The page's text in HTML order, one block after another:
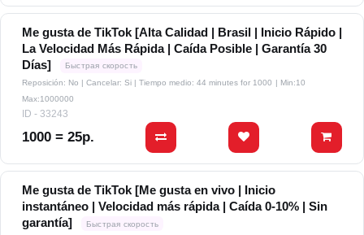
Me gusta de TikTok [Alta Calidad | Brasil | Inicio Rápido |
La Velocidad Más Rápida | Caída Posible | Garantía 30
Días]
Быстрая скорость
Reposición: No | Cancelar: Si | Tiempo medio: 44 minutes for 1000 | Min:10
Max:1000000
ID - 33243
1000 = 25р.
Me gusta de TikTok [Me gusta en vivo | Inicio
instantáneo | Velocidad más rápida | Caída 0-10% | Sin
garantía]
Быстрая скорость